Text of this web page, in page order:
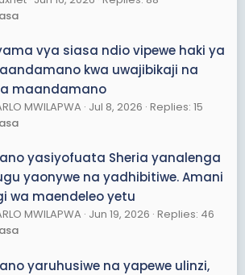
vya siasa ndio vipewe haki ya
kwa uwajibikaji na
maandamano
MWILAPWA Jul 8, 2026 Replies: 15
yasiyofuata Sheria yanalenga
yaonywe na yadhibitiwe. Amani
wa maendeleo yetu
MWILAPWA Jun 19, 2026 Replies: 46
yaruhusiwe na yapewe ulinzi,